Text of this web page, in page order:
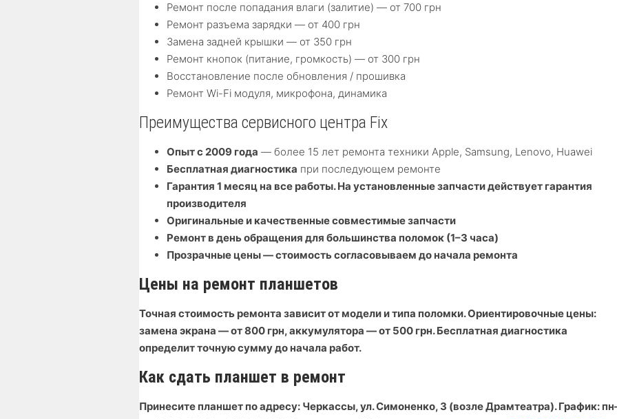
Ремонт после попадания влаги (залитие) — от 700 грн
Ремонт разъема зарядки — от 400 грн
Замена задней крышки — от 350 грн
Ремонт кнопок (питание, громкость) — от 300 грн
Восстановление после обновления / прошивка
Ремонт Wi-Fi модуля, микрофона, динамика
Преимущества сервисного центра Fix
Опыт с 2009 года — более 15 лет ремонта техники Apple, Samsung, Lenovo, Huawei
Бесплатная диагностика при последующем ремонте
Гарантия 1 месяц на все работы. На установленные запчасти действует гарантия
производителя
Оригинальные и качественные совместимые запчасти
Ремонт в день обращения для большинства поломок (1–3 часа)
Прозрачные цены — стоимость согласовываем до начала ремонта
Цены на ремонт планшетов
Точная стоимость ремонта зависит от модели и типа поломки. Ориентировочные цены:
замена экрана — от 800 грн, аккумулятора — от 500 грн. Бесплатная диагностика
определит точную сумму до начала работ.
Как сдать планшет в ремонт
Принесите планшет по адресу: Черкассы, ул. Симоненко, 3 (возле Драмтеатра). График: